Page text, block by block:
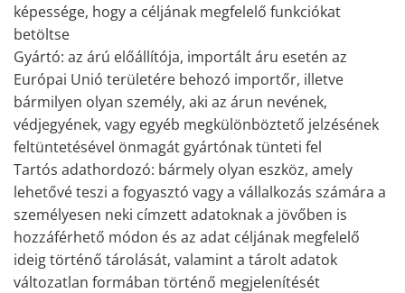
képessége, hogy a céljának megfelelő funkciókat
betöltse
Gyártó: az árú előállítója, importált áru esetén az
Európai Unió területére behozó importőr, illetve
bármilyen olyan személy, aki az árun nevének,
védjegyének, vagy egyéb megkülönböztető jelzésének
feltüntetésével önmagát gyártónak tünteti fel
Tartós adathordozó: bármely olyan eszköz, amely
lehetővé teszi a fogyasztó vagy a vállalkozás számára a
személyesen neki címzett adatoknak a jövőben is
hozzáférhető módon és az adat céljának megfelelő
ideig történő tárolását, valamint a tárolt adatok
változatlan formában történő megjelenítését